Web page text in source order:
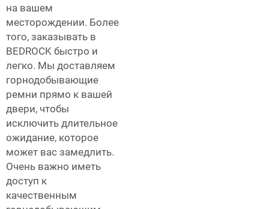
на вашем
месторождении. Более
того, заказывать в
BEDROCK быстро и
легко. Мы доставляем
горнодобывающие
ремни прямо к вашей
двери, чтобы
исключить длительное
ожидание, которое
может вас замедлить.
Очень важно иметь
доступ к
качественным